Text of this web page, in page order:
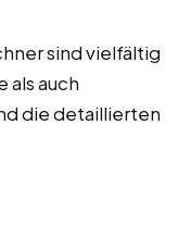
sind vielfältig
als auch
die detaillierten